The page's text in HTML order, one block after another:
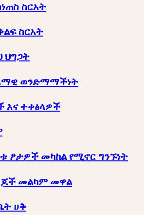
ስርአት
ስርአት
ህግጋት
ወንድማማችነት
እና ተቀፅላዎች
ፆታዎች መካከል የሚኖር ግንኙነት
መልካም መዋል
ሀቅ